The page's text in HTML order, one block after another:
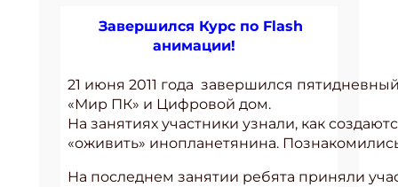
Завершился Курс по Flash
анимации!
21 июня 2011 года завершился
«Мир ПК» и Цифровой дом.
На занятиях участники узнали, как
«оживить» инопланетянина.
На последнем занятии ребята приняли